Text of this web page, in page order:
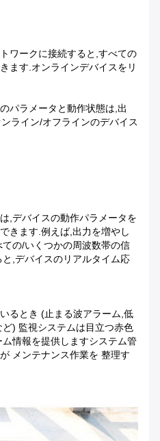
ワークに接続すると,すべての
ます.オンラインデバイスをリ
パラメータと動作状態は,出
ライン/オフラインのデバイス
,デバイスの動作パラメータを
きます.例えば,出力を増やし
の/いくつかの周波数帯の信
,デバイスのリアルタイム応
るとき (止まる波アラーム,低
) 監視システムは目立つ赤色
情報を提供しますシステム管
メンテナンス作業を 整理す